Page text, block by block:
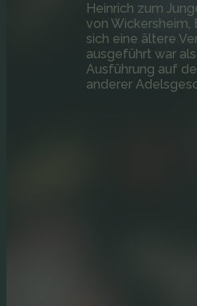
Heinrich zum
von Wickersheim,
sich eine ältere
ausgeführt war
Ausführung auf
anderer